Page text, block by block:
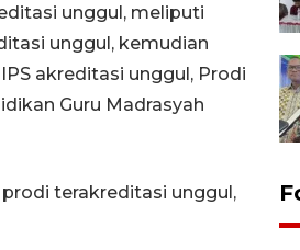
unggul, meliputi
unggul, kemudian
akreditasi unggul, Prodi
Guru Madrasyah
terakreditasi unggul,